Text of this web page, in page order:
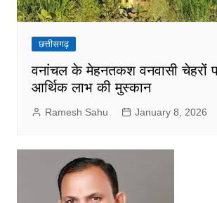
छत्तीसगढ़
वनांचल के मेहनतकश वनवासी चेहरों
आर्थिक लाभ की मुस्कान
Ramesh Sahu January 8, 2026